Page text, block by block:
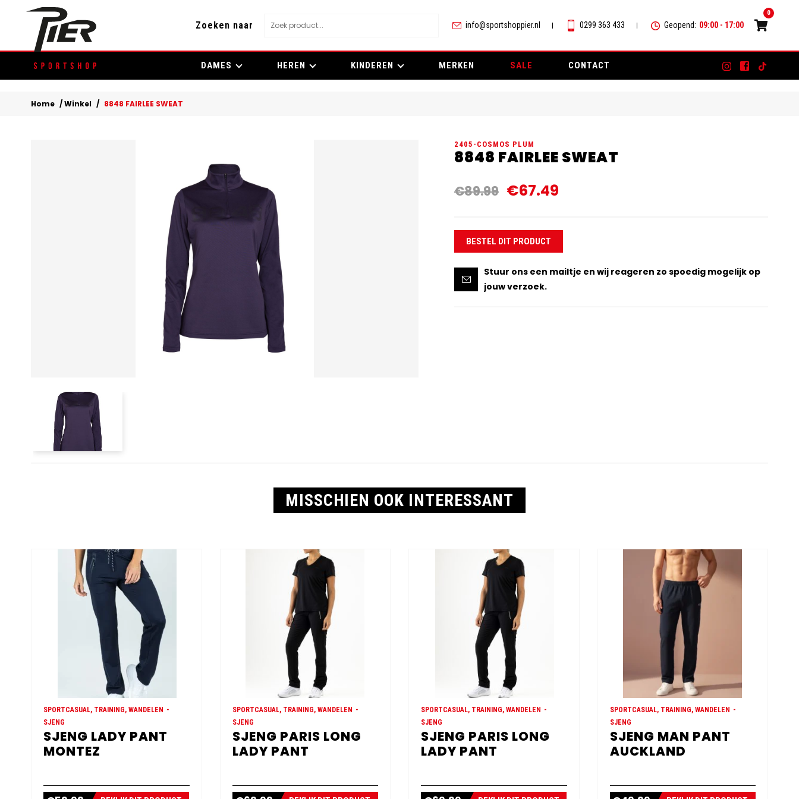
Zoeken naar info@sportshoppier.nl 0299 363 433 Geopend: 09:00 - 17:00
0
Skip
DAMES HEREN KINDEREN MERKEN SALE CONTACT
Home /Winkel / 8848 FAIRLEE SWEAT
2405-COSMOS PLUM
8848 FAIRLEE SWEAT
€89.99 €67.49
BESTEL DIT PRODUCT
Stuur ons een mailtje en wij reageren zo spoedig mogelijk op
jouw verzoek.
MISSCHIEN OOK INTERESSANT
SPORTCASUAL, TRAINING, WANDELEN
SJENG
SJENG LADY PANT
MONTEZ
SPORTCASUAL, TRAINING, WANDELEN
SJENG
SJENG PARIS LONG
LADY PANT
SPORTCASUAL, TRAINING, WANDELEN
SJENG
SJENG PARIS LONG
LADY PANT
SPORTCASUAL, TRAINING, WANDELEN
SJENG
SJENG MAN PANT
AUCKLAND